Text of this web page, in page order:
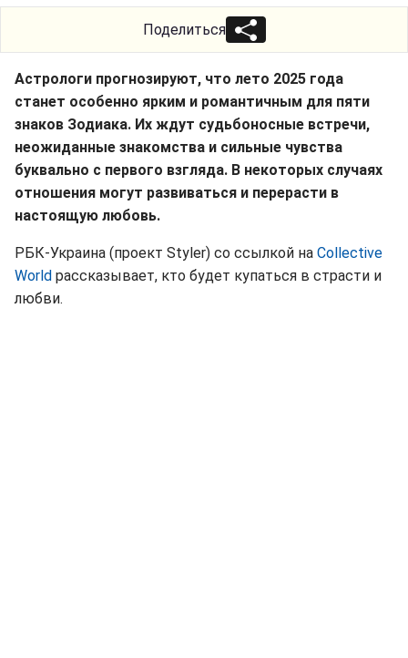
Поделиться
Астрологи прогнозируют, что лето 2025 года
станет особенно ярким и романтичным для пяти
знаков Зодиака. Их ждут судьбоносные встречи,
неожиданные знакомства и сильные чувства
буквально с первого взгляда. В некоторых случаях
отношения могут развиваться и перерасти в
настоящую любовь.
РБК-Украина (проект Styler) со ссылкой на Collective
World рассказывает, кто будет купаться в страсти и
любви.